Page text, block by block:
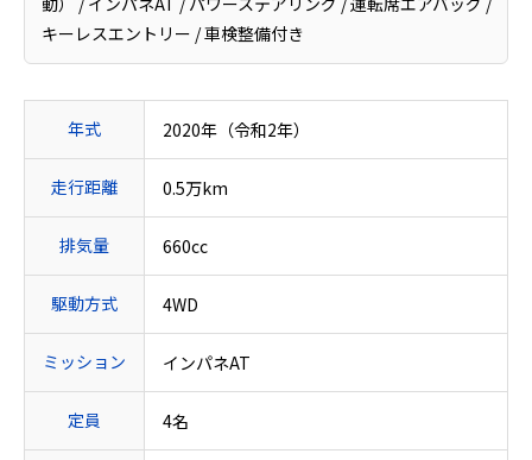
キーレスエントリー / 車検整備付き
年式 2020年（令和2年）
走行距離 0.5万km
排気量 660cc
駆動方式 4WD
ミッション インパネAT
定員 4名